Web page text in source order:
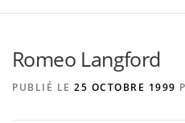
ARTICLES CONTACT
Romeo Langford
PUBLIÉ LE 25 OCTOBRE 1999